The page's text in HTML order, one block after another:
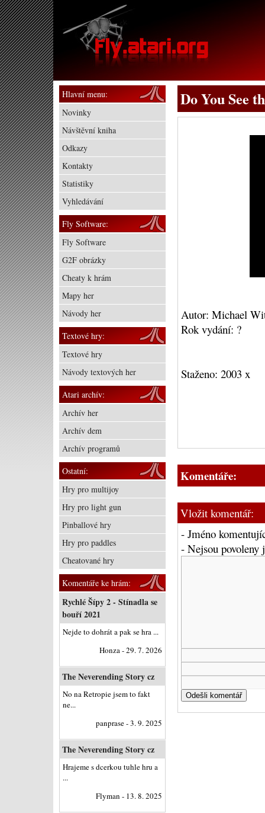
Do You See
Autor: Michael
Rok vydání: ?
Staženo: 2003 x
Komentáře:
Vložit komentář:
- Jméno
- Nejsou
Hlavní menu:
Novinky
Návštěvní kniha
Odkazy
Kontakty
Statistiky
Vyhledávání
Fly Software:
Fly Software
G2F obrázky
Cheaty k hrám
Mapy her
Návody her
Textové hry:
Textové hry
Návody textových her
Atari archív:
Archív her
Archív dem
Archív programů
Ostatní:
Hry pro multijoy
Hry pro light gun
Pinballové hry
Hry pro paddles
Cheatované hry
Komentáře ke hrám:
Rychlé Šípy 2 - Stínadla se
bouří 2021
Nejde to dohrát a pak se hra ...
Honza - 29. 7. 2026
The Neverending Story cz
No na Retropie jsem to fakt
ne...
panprase - 3. 9. 2025
The Neverending Story cz
Hrajeme s dcerkou tuhle hru a
...
Flyman - 13. 8. 2025